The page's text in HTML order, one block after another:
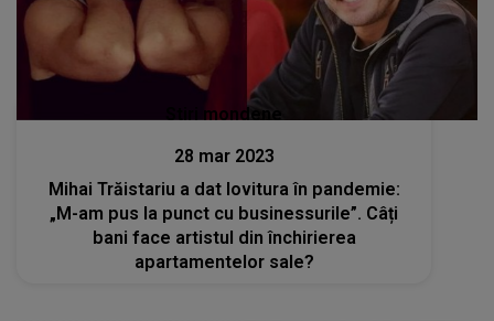
Stiri mondene
28 mar 2023
Mihai Trăistariu a dat lovitura în pandemie:
„M-am pus la punct cu businessurile”. Câți
bani face artistul din închirierea
apartamentelor sale?